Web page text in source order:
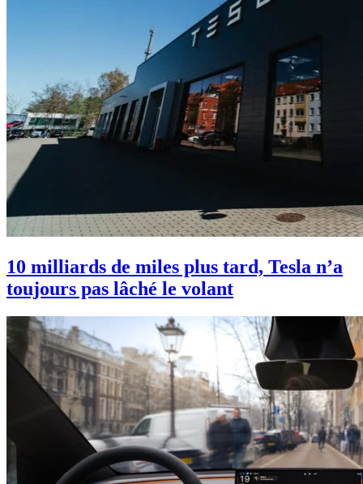
10 milliards de miles plus tard, Tesla n’a
toujours pas lâché le volant